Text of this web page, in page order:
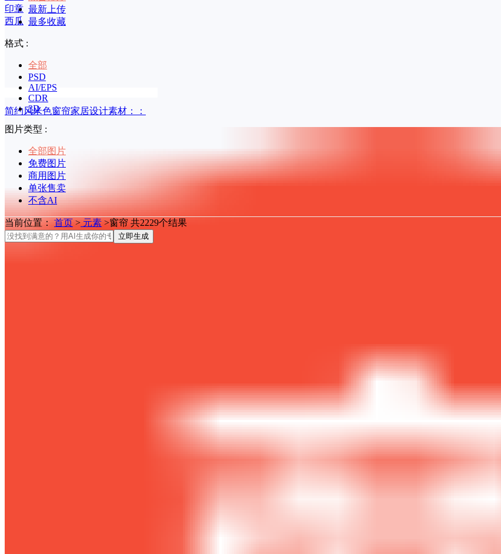
印章
西瓜
最新上传
最多收藏
格式 :
全部
PSD
AI/EPS
CDR
3D
图片类型 :
全部图片
免费图片
商用图片
单张售卖
不含AI
当前位置：首页>元素>窗帘 共2229个结果
立即生成
简约风米色窗帘家居设计素材：：